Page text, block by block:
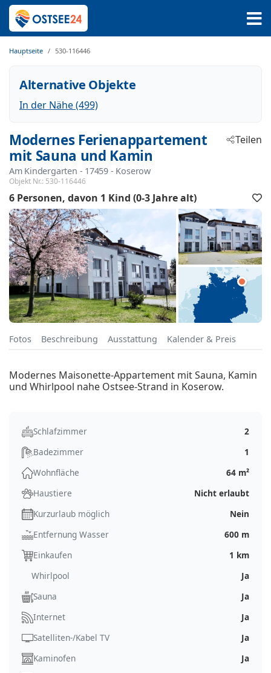
Hauptseite 530-116446
Alternative Objekte
In der Nähe (499)
Modernes Ferienappartement
mit Sauna und Kamin
Am Kindergarten - 17459 - Koserow
Objekt Nr.: 530-116446
Teilen
6 Personen davon 1 Kind (0-3 Jahre alt)
Fotos Beschreibung Ausstattung Kalender & Preis
Modernes Maisonette-Appartement mit Sauna, Kamin
und Whirlpool nahe Ostsee-Strand in Koserow.
Schlafzimmer
2
Badezimmer
1
Wohnfläche
64 m²
Haustiere
Nicht erlaubt
Kurzurlaub möglich
Nein
Entfernung Wasser
600 m
Einkaufen
1 km
Whirlpool
Ja
Sauna
Ja
Internet
Ja
Satelliten-/Kabel TV
Ja
Kaminofen
Ja